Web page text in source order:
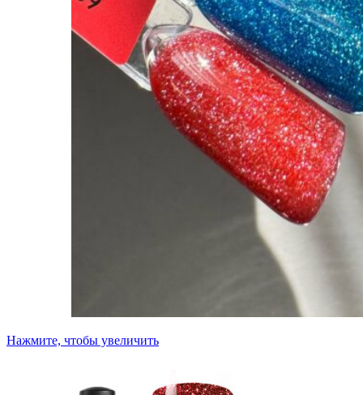
Нажмите, чтобы увеличить